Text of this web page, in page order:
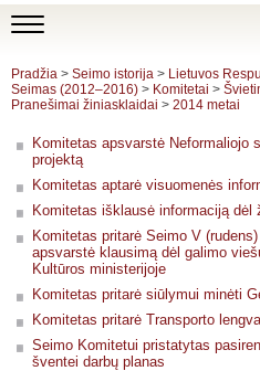
Pradžia > Seimo istorija > Lietuvos
Seimas (2012–2016) > Komitetai >
Pranešimai žiniasklaidai > 2014 metai
Komitetas apsvarstė Neformaliojo
projektą
Komitetas aptarė visuomenės
Komitetas išklausė informaciją dėl
Komitetas pritarė Seimo V
apsvarstė klausimą dėl galimo
Kultūros ministerijoje
Komitetas pritarė siūlymui minėti
Komitetas pritarė Transporto
Seimo Komitetui pristatytas
šventei darbų planas